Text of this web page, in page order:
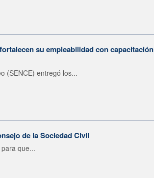
su empleabilidad con capacitación
(SENCE) entregó los...
de la Sociedad Civil
que...